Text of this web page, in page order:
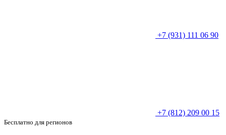
+7 (931) 111 06 90
+7 (812) 209 00 15
Бесплатно для регионов